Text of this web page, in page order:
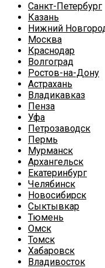
Санкт-Петербург
Казань
Нижний
Москва
Краснодар
Волгоград
Ростов-на-Дону
Астрахань
Владикавказ
Пенза
Уфа
Петрозаводск
Пермь
Мурманск
Архангельск
Екатеринбург
Челябинск
Новосибирск
Сыктывкар
Тюмень
Омск
Томск
Хабаровск
Владивосток